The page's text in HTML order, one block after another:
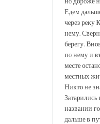
Едем
через реку
нему.
берегу.
по нему и
месте
местных
Никто не
названии
дальше в